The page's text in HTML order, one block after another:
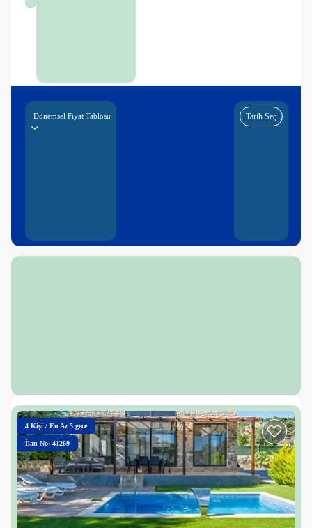
Dönemsel Fiyat Tablosu Tarih Seç
4 Kişi / En Az 5 gece
İlan No: 41269